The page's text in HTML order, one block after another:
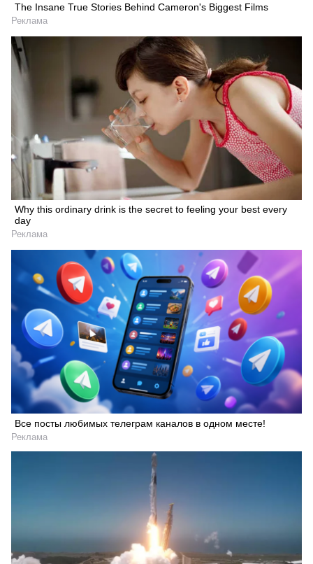
The Insane True Stories Behind Cameron's Biggest Films
Реклама
Why this ordinary drink is the secret to feeling your best every
day
Реклама
Все посты любимых телеграм каналов в одном месте!
Реклама